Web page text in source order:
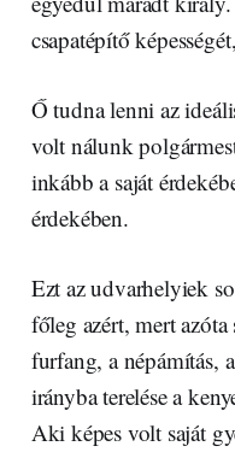
csapatépítő
Ő tudna lenni az
volt nálunk
inkább a saját
érdekében.
Ezt az udvarhelyiek
főleg azért, mert
furfang, a népámítás,
irányba terelése a
Aki képes volt saját